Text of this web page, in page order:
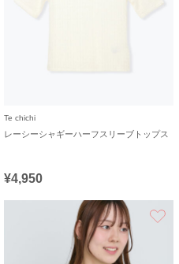
Te chichi
レーシーシャギーハーフスリーブトップス
¥4,950